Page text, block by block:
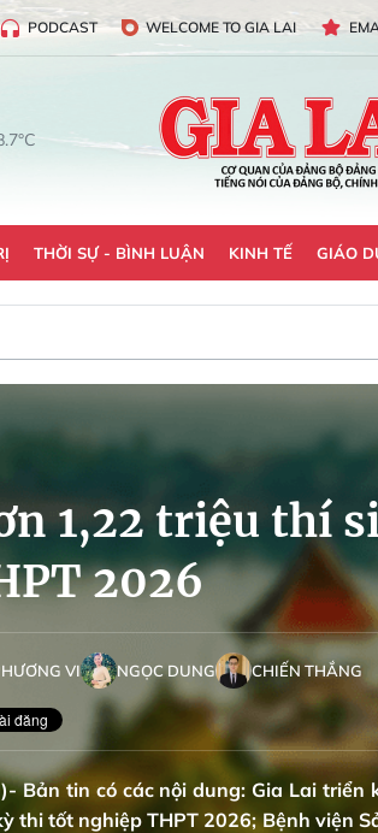
PODCAST WELCOME TO GIA LAI
THỜI SỰ - BÌNH LUẬN KINH TẾ GIÁO
1,22 triệu thí
2026
VI NGỌC DUNG CHIẾN THẮNG
Bản tin có các nội dung: Gia Lai
thi tốt nghiệp THPT 2026; Bệnh viện